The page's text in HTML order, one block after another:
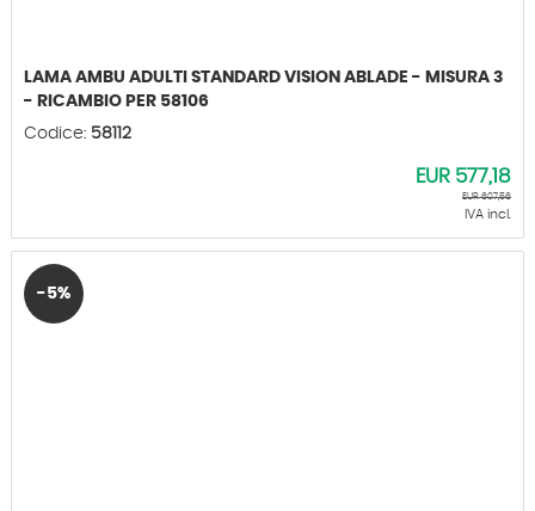
LAMA AMBU ADULTI STANDARD VISION ABLADE - MISURA 3
- RICAMBIO PER 58106
Codice: 58112
EUR 577,18
EUR607,56
IVA incl.
-5%